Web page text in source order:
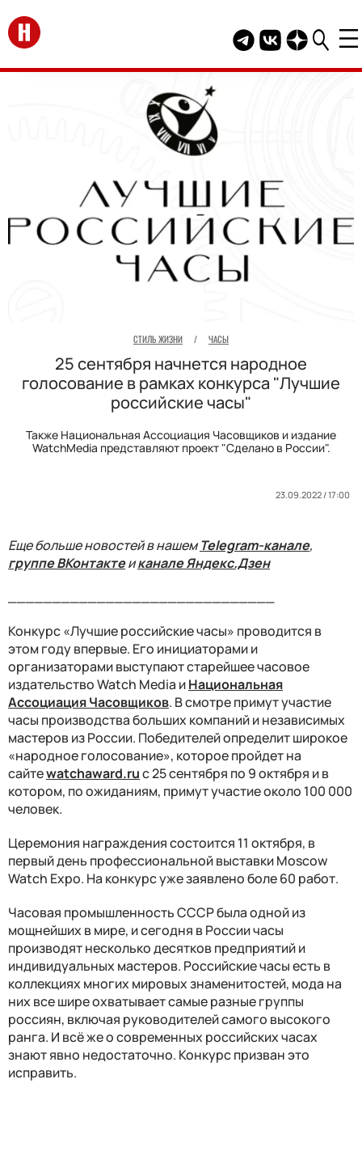
Перейти на главную
Telegram канал
Группа HELLO
Канал
СТИЛЬ ЖИЗНИ / ЧАСЫ
25 сентября начнется народное
голосование в рамках конкурса "Лучшие
российские часы"
Также Национальная Ассоциация Часовщиков и издание
WatchMedia представляют проект "Сделано в России".
23.09.2022 / 17:00
Еще больше новостей в нашемTelegram-канале,
группе ВКонтактеиканале Яндекс.Дзен
Конкурс «Лучшие российские часы» проводится в
этом году впервые. Его инициаторами и
организаторами выступают старейшее часовое
издательство Watch Media иНациональная
Ассоциация Часовщиков. В смотре примут участие
часы производства больших компаний и независимых
мастеров из России. Победителей определит широкое
«народное голосование», которое пройдет на
сайтеwatchaward.ruс 25 сентября по 9 октября и в
котором, по ожиданиям, примут участие около 100 000
человек.
Церемония награждения состоится 11 октября, в
первый день профессиональной выставки Moscow
Watch Expo. На конкурс уже заявлено боле 60 работ.
Часовая промышленность СССР была одной из
мощнейших в мире, и сегодня в России часы
производят несколько десятков предприятий и
индивидуальных мастеров. Российские часы есть в
коллекциях многих мировых знаменитостей, мода на
них все шире охватывает самые разные группы
россиян, включая руководителей самого высокого
ранга. И всё же о современных российских часах
знают явно недостаточно. Конкурс призван это
исправить.